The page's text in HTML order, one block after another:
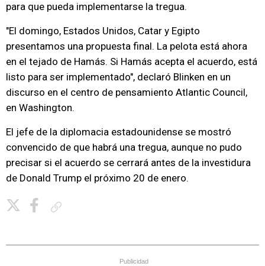
para que pueda implementarse la tregua.
"El domingo, Estados Unidos, Catar y Egipto
presentamos una propuesta final. La pelota está ahora
en el tejado de Hamás. Si Hamás acepta el acuerdo, está
listo para ser implementado", declaró Blinken en un
discurso en el centro de pensamiento Atlantic Council,
en Washington.
El jefe de la diplomacia estadounidense se mostró
convencido de que habrá una tregua, aunque no pudo
precisar si el acuerdo se cerrará antes de la investidura
de Donald Trump el próximo 20 de enero.
Publicidad